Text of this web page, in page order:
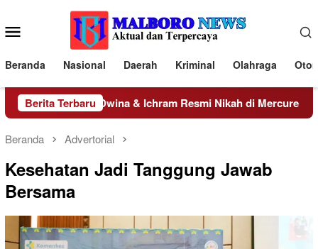
konten
Menu
Mobile
Beranda Nasional Daerah Kriminal Olahraga
Berita Terbaru
Pelaminan, Dwina & Ichram Resmi Nikah di Mercure Bengkulu
Beranda Advertorial
Kesehatan Jadi Tanggung Jawab
Bersama